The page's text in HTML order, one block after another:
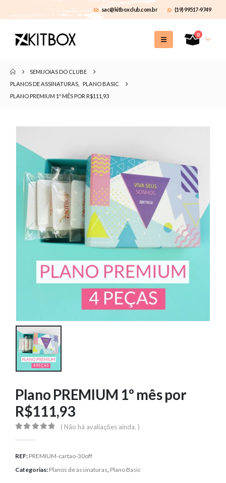
sac@kitboxclub.com.br (19) 99517-9749
0
SEMIJOIAS DO CLUBE
PLANOS DE ASSINATURAS
PLANO BASIC
PLANO PREMIUM 1º MÊS POR R$111,93
Plano PREMIUM 1º mês por
R$111,93
( Não há avaliações ainda. )
REF: PREMIUM-cartao-30off
Categorias: Planos de assinaturas, Plano Basic